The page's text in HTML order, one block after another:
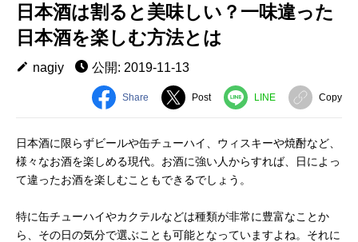
日本酒は割ると美味しい？一味違った
日本酒を楽しむ方法とは
nagiy 公開: 2019-11-13
Share Post LINE Copy
日本酒に限らずビールや缶チューハイ、ウィスキーや焼酎など、
様々なお酒を楽しめる現代。お酒に強い人からすれば、日によっ
て違ったお酒を楽しむこともできるでしょう。
特に缶チューハイやカクテルなどは種類が非常に豊富なことか
ら、その日の気分で選ぶことも可能となっていますよね。それに